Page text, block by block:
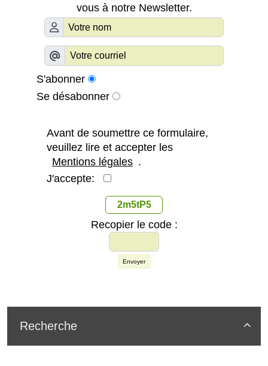
vous à notre Newsletter.
S'abonner
Se désabonner
Avant de soumettre ce formulaire,
veuillez lire et accepter les
Mentions légales .
J'accepte:
2m5tP5
Recopier le code :
Envoyer

Recherche